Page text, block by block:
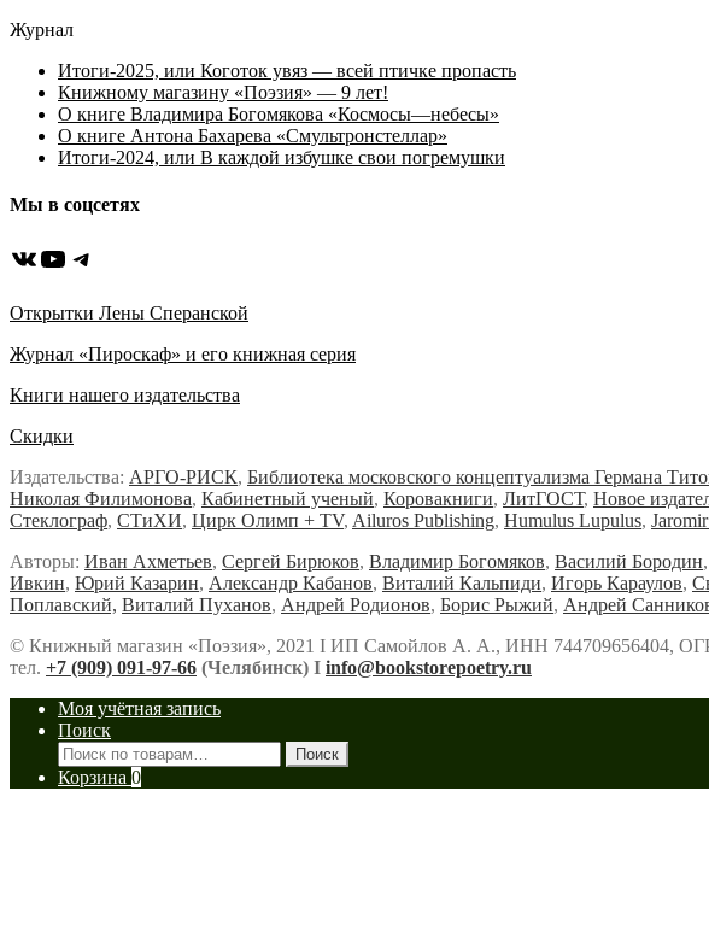
Журнал
Итоги-2025, или Коготок увяз — всей птичке пропасть
Книжному магазину «Поэзия» — 9 лет!
О книге Владимира Богомякова «Космосы—небесы»
О книге Антона Бахарева «Смультронстеллар»
Итоги-2024, или В каждой избушке свои погремушки
Мы в соцсетях
ВКонтакте
YouTube
Telegram
Открытки Лены Сперанской
Журнал «Пироскаф» и его книжная серия
Книги нашего издательства
Скидки
Издательства: АРГО-РИСК, Библиотека московского концептуализма Германа
Николая Филимонова, Кабинетный ученый, Коровакниги, ЛитГОСТ, Новое
Стеклограф, СТиХИ, Цирк Олимп + TV, Ailuros Publishing, Humulus Lupulus,
Авторы: Иван Ахметьев, Сергей Бирюков, Владимир Богомяков, Василий Бородин,
Ивкин, Юрий Казарин, Александр Кабанов, Виталий Кальпиди, Игорь Караулов,
Поплавский, Виталий Пуханов, Андрей Родионов, Борис Рыжий, Андрей
© Книжный магазин «Поэзия», 2021 Ι ИП Самойлов А. А., ИНН 744709656404,
тел. +7 (909) 091-97-66 (Челябинск) Ι info@bookstorepoetry.ru
Моя учётная запись
Поиск
Искать:
Поиск
Корзина 0